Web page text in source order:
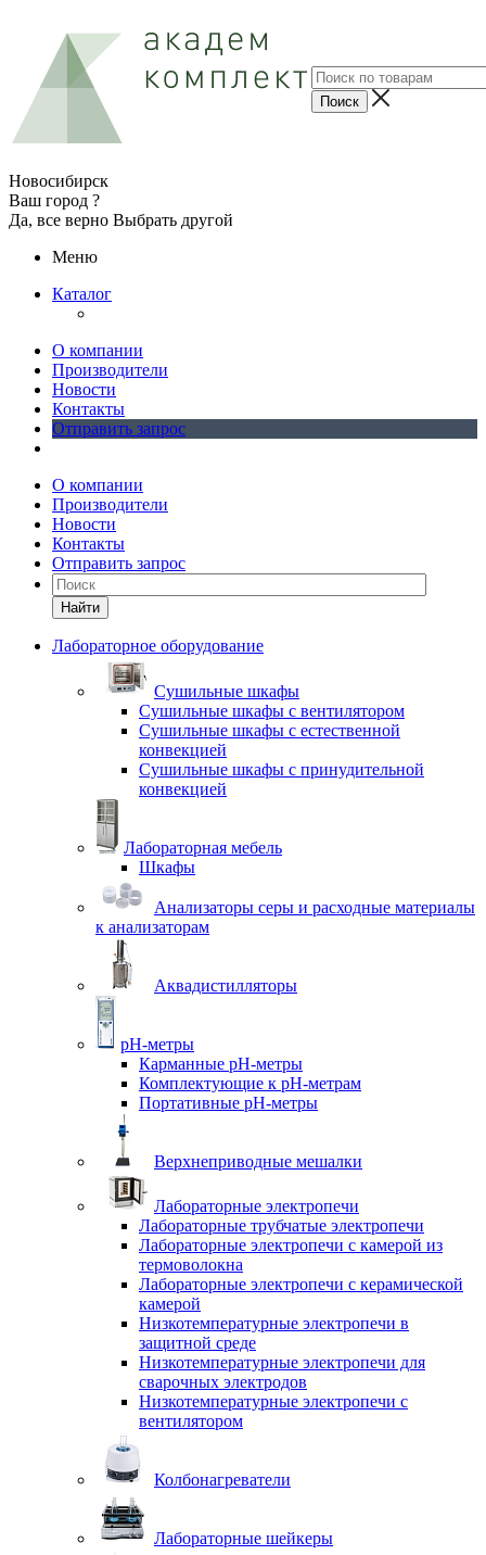
Новосибирск
Ваш город ?
Да, все верно Выбрать другой
Меню
Каталог
О компании
Производители
Новости
Контакты
Отправить запрос
О компании
Производители
Новости
Контакты
Отправить запрос
Найти
Лабораторное оборудование
Cушильные шкафы
Сушильные шкафы с вентилятором
Сушильные шкафы с естественной
конвекцией
Сушильные шкафы с принудительной
конвекцией
Лабораторная мебель
Шкафы
Анализаторы серы и расходные материалы
к анализаторам
Аквадистилляторы
pH-метры
Карманные pH-метры
Комплектующие к pH-метрам
Портативные pH-метры
Верхнеприводные мешалки
Лабораторные электропечи
Лабораторные трубчатые электропечи
Лабораторные электропечи с камерой из
термоволокна
Лабораторные электропечи с керамической
камерой
Низкотемпературные электропечи в
защитной среде
Низкотемпературные электропечи для
cварочных электродов
Низкотемпературные электропечи с
вентилятором
Колбонагреватели
Лабораторные шейкеры